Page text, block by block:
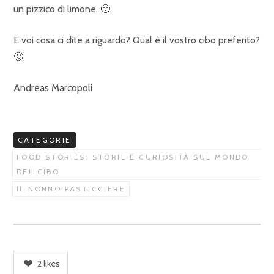
un pizzico di limone. 🙂
E voi cosa ci dite a riguardo? Qual è il vostro cibo preferito?
🙂
Andreas Marcopoli
CATEGORIE
FOOD STORIES: STORIE E CURIOSITÀ SUL MONDO
DEL CIBO
IL NONNO PASTICCIERE
2likes